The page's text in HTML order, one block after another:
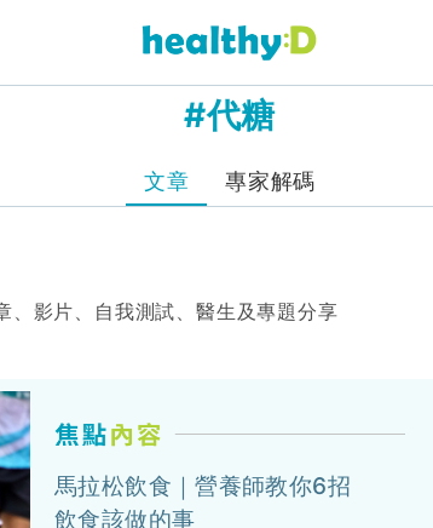
#代糖
文章 專家解碼
、影片、自我測試、醫生及專題分享
馬拉松飲食｜營養師教你6招
飲食該做的事